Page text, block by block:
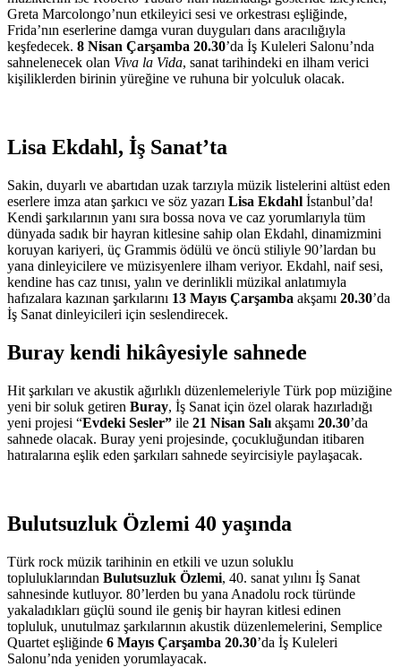
Greta Marcolongo’nun etkileyici sesi ve orkestrası eşliğinde,
Frida’nın eserlerine damga vuran duyguları dans aracılığıyla
keşfedecek. 8 Nisan Çarşamba 20.30’da İş Kuleleri Salonu’nda
sahnelenecek olan Viva la Vida, sanat tarihindeki en ilham verici
kişiliklerden birinin yüreğine ve ruhuna bir yolculuk olacak.
Lisa Ekdahl, İş Sanat’ta
Sakin, duyarlı ve abartıdan uzak tarzıyla müzik listelerini altüst eden
eserlere imza atan şarkıcı ve söz yazarı Lisa Ekdahl İstanbul’da!
Kendi şarkılarının yanı sıra bossa nova ve caz yorumlarıyla tüm
dünyada sadık bir hayran kitlesine sahip olan Ekdahl, dinamizmini
koruyan kariyeri, üç Grammis ödülü ve öncü stiliyle 90’lardan bu
yana dinleyicilere ve müzisyenlere ilham veriyor. Ekdahl, naif sesi,
kendine has caz tınısı, yalın ve derinlikli müzikal anlatımıyla
hafızalara kazınan şarkılarını 13 Mayıs Çarşamba akşamı 20.30’da
İş Sanat dinleyicileri için seslendirecek.
Buray kendi hikâyesiyle sahnede
Hit şarkıları ve akustik ağırlıklı düzenlemeleriyle Türk pop müziğine
yeni bir soluk getiren Buray, İş Sanat için özel olarak hazırladığı
yeni projesi “Evdeki Sesler” ile 21 Nisan Salı akşamı 20.30’da
sahnede olacak. Buray yeni projesinde, çocukluğundan itibaren
hatıralarına eşlik eden şarkıları sahnede seyircisiyle paylaşacak.
Bulutsuzluk Özlemi 40 yaşında
Türk rock müzik tarihinin en etkili ve uzun soluklu
topluluklarından Bulutsuzluk Özlemi, 40. sanat yılını İş Sanat
sahnesinde kutluyor. 80’lerden bu yana Anadolu rock türünde
yakaladıkları güçlü sound ile geniş bir hayran kitlesi edinen
topluluk, unutulmaz şarkılarının akustik düzenlemelerini, Semplice
Quartet eşliğinde 6 Mayıs Çarşamba 20.30’da İş Kuleleri
Salonu’nda yeniden yorumlayacak.